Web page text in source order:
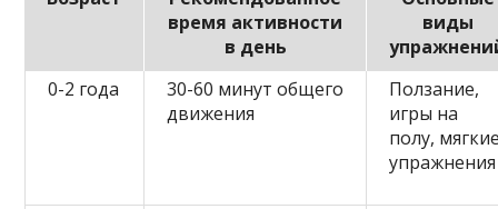
время активности
в день
виды
0-2 года
30-60 минут общего
движения
Ползание,
игры на
полу,
упражнения